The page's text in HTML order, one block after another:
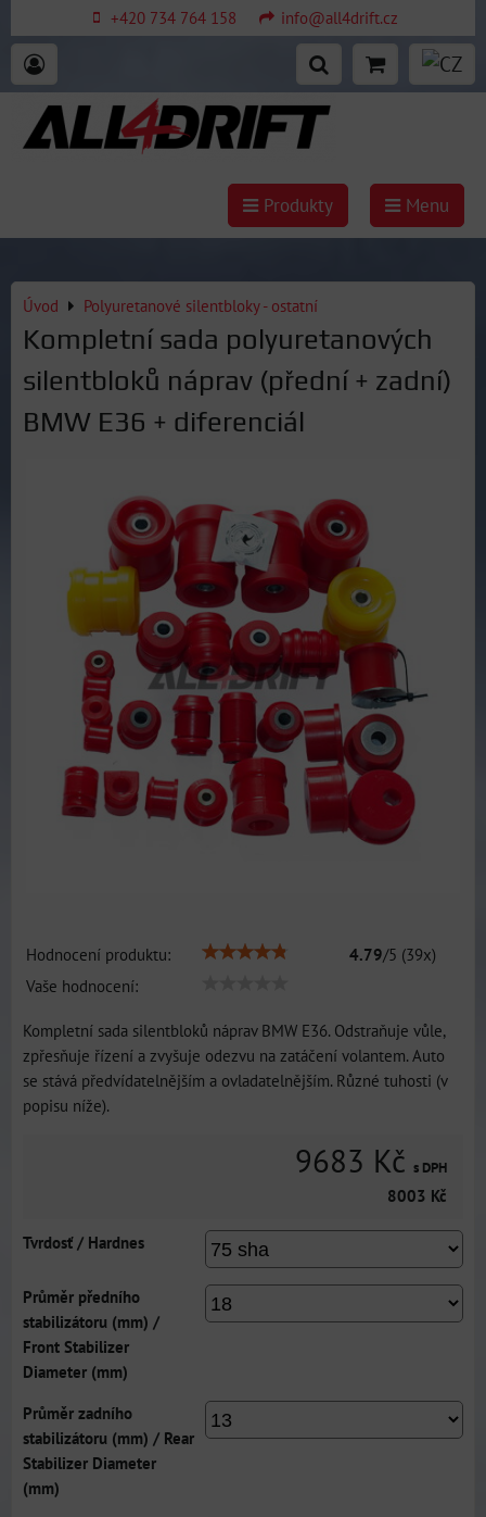
+420 734 764 158 info@all4drift.cz
Produkty Menu
Úvod Polyuretanové silentbloky - ostatní
Kompletní sada polyuretanových
silentbloků náprav (přední + zadní)
BMW E36 + diferenciál
Hodnocení produktu: 4.79/5 (39x)
Vaše hodnocení:
Kompletní sada silentbloků náprav BMW E36. Odstraňuje vůle,
zpřesňuje řízení a zvyšuje odezvu na zatáčení volantem. Auto
se stává předvídatelnějším a ovladatelnějším. Různé tuhosti (v
popisu níže).
9683 Kč s DPH
8003 Kč
Tvrdosť / Hardnes
Průměr předního
stabilizátoru (mm) /
Front Stabilizer
Diameter (mm)
Průměr zadního
stabilizátoru (mm) / Rear
Stabilizer Diameter
(mm)